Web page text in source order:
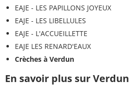
EAJE - LES PAPILLONS JOYEUX
EAJE - LES LIBELLULES
EAJE - L'ACCUEILLETTE
EAJE LES RENARD'EAUX
Crèches à Verdun
En savoir plus sur Verdun